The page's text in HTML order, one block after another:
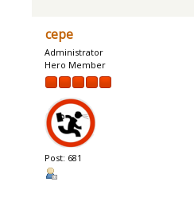
cepe
Administrator
Hero Member
Post: 681